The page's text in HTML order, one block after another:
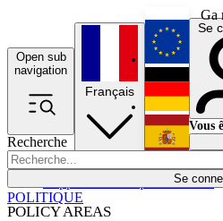
Ga
Open sub
navigation
Recherche
Se
POLICY AREAS
Économie
Français
Se
Vous
POLITIQUE